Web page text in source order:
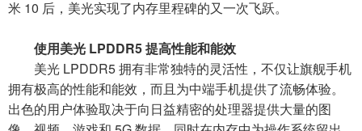
米 10 后，美光实现了内存里程碑的又一次飞跃。
使用美光 LPDDR5 提高性能和能效
美光 LPDDR5 拥有非常独特的灵活性，不仅让旗舰手机
拥有极高的性能和能效，而且为中端手机提供了流畅体验。
出色的用户体验取决于向日益精密的处理器提供大量的图